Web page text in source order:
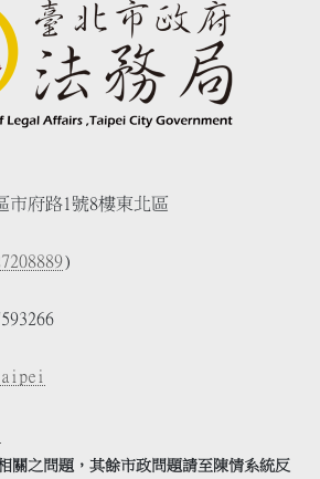
市府路1號8樓東北區
)
關之問題，其餘市政問題請至陳情系統反